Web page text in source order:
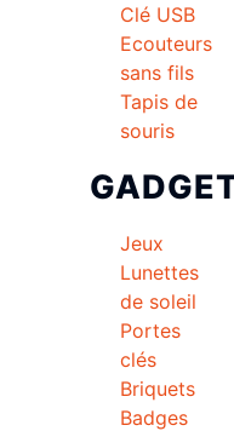
Clé USB
Ecouteurs
sans fils
Tapis de
souris
Jeux
Lunettes
de soleil
Portes
clés
Briquets
Badges